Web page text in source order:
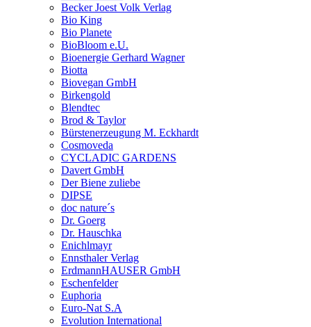
Becker Joest Volk Verlag
Bio King
Bio Planete
BioBloom e.U.
Bioenergie Gerhard Wagner
Biotta
Biovegan GmbH
Birkengold
Blendtec
Brod & Taylor
Bürstenerzeugung M. Eckhardt
Cosmoveda
CYCLADIC GARDENS
Davert GmbH
Der Biene zuliebe
DIPSE
doc nature´s
Dr. Goerg
Dr. Hauschka
Enichlmayr
Ennsthaler Verlag
ErdmannHAUSER GmbH
Eschenfelder
Euphoria
Euro-Nat S.A
Evolution International